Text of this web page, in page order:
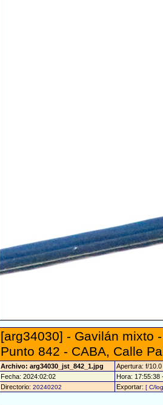
[arg34030] - Gavilán mixto
Punto 842 - CABA, Calle
Archivo: arg34030_jst_842_1.jpg
Apertura: f/10.0
Fecha: 2024:02:02
Hora: 17:55:38
Directorio: 20240202 Exportar: [ C/